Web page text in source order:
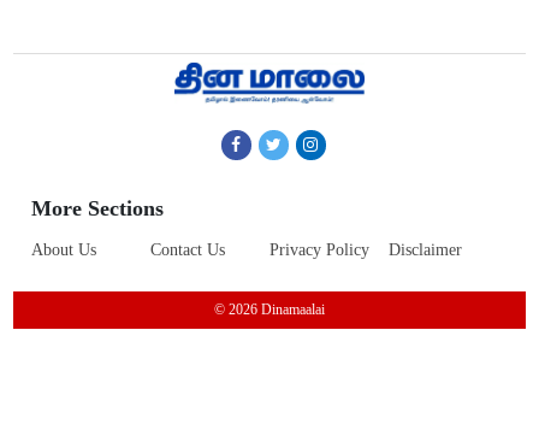
More Sections
About Us Contact Us Privacy Policy Disclaimer
© 2026 Dinamaalai